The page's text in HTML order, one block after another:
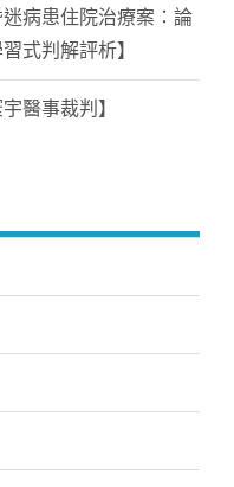
迷病患住院治療案：論
式判解評析】
醫事裁判】